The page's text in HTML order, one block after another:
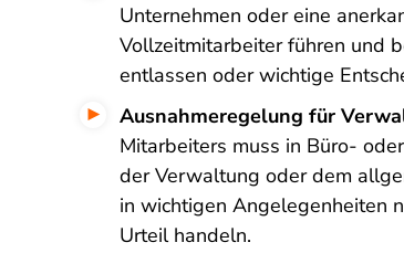
Unternehmen oder eine
Vollzeitmitarbeiter führen und
entlassen oder wichtige
Ausnahmeregelung für
Mitarbeiters muss in Büro-
der Verwaltung oder dem
in wichtigen Angelegenheiten
Urteil handeln.